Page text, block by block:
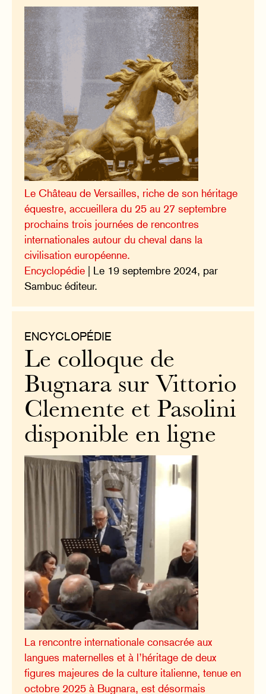
Le Château de Versailles, riche de son héritage
équestre, accueillera du 25 au 27 septembre
prochains trois journées de rencontres
internationales autour du cheval dans la
civilisation européenne.
Encyclopédie | Le 19 septembre 2024, par
Sambuc éditeur.
ENCYCLOPÉDIE
Le colloque de
Bugnara sur Vittorio
Clemente et Pasolini
disponible en ligne
La rencontre internationale consacrée aux
langues maternelles et à l’héritage de deux
figures majeures de la culture italienne, tenue en
octobre 2025 à Bugnara, est désormais